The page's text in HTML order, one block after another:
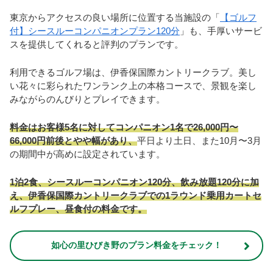
東京からアクセスの良い場所に位置する当施設の「 【ゴルフ
付】シースルーコンパニオンプラン120分 」も、手厚いサービ
スを提供してくれると評判のプランです。
利用できるゴルフ場は、伊香保国際カントリークラブ。美し
い花々に彩られたワンランク上の本格コースで、景観を楽し
みながらのんびりとプレイできます。
料金はお客様5名に対してコンパニオン1名で26,000円〜
66,000円前後とやや幅があり、平日より土日、また10月〜3月
の期間中が高めに設定されています。
1泊2食、シースルーコンパニオン120分、飲み放題120分に加
え、伊香保国際カントリークラブでの1ラウンド乗用カートセ
ルフプレー、昼食付の料金です。
如心の里ひびき野のプラン料金をチェック！